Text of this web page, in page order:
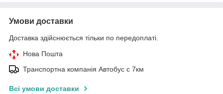
Умови доставки
Доставка здійснюється тільки по передоплаті.
Нова Пошта
Транспортна компанія Автобус с 7км
Всі умови доставки